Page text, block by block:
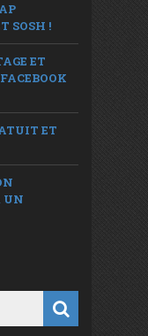
SOSH !
ET
ET
UN